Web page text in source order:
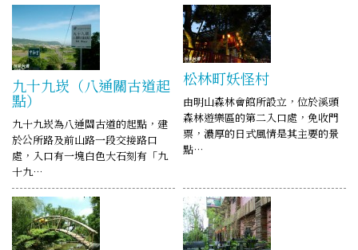
九十九崁（八通關古道起
點）
九十九崁為八通關古道的起點，建
於公所路及前山路一段交接路口
處，入口有一塊白色大石刻有「九
十九…
松林町妖怪村
由明山森林會館所設立，位於溪頭
森林遊樂區的第二入口處，免收門
票，濃厚的日式風情是其主要的景
點…